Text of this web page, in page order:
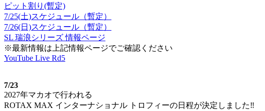
ピット割り(暫定)
7/25(土)スケジュール（暫定）
7/26(日)スケジュール（暫定）
SL 瑞浪シリーズ 情報ページ
※最新情報は上記情報ページでご確認ください
YouTube Live Rd5
7/23
2027年マカオで行われる
ROTAX MAX インターナショナル トロフィーの日程が決定しました‼️